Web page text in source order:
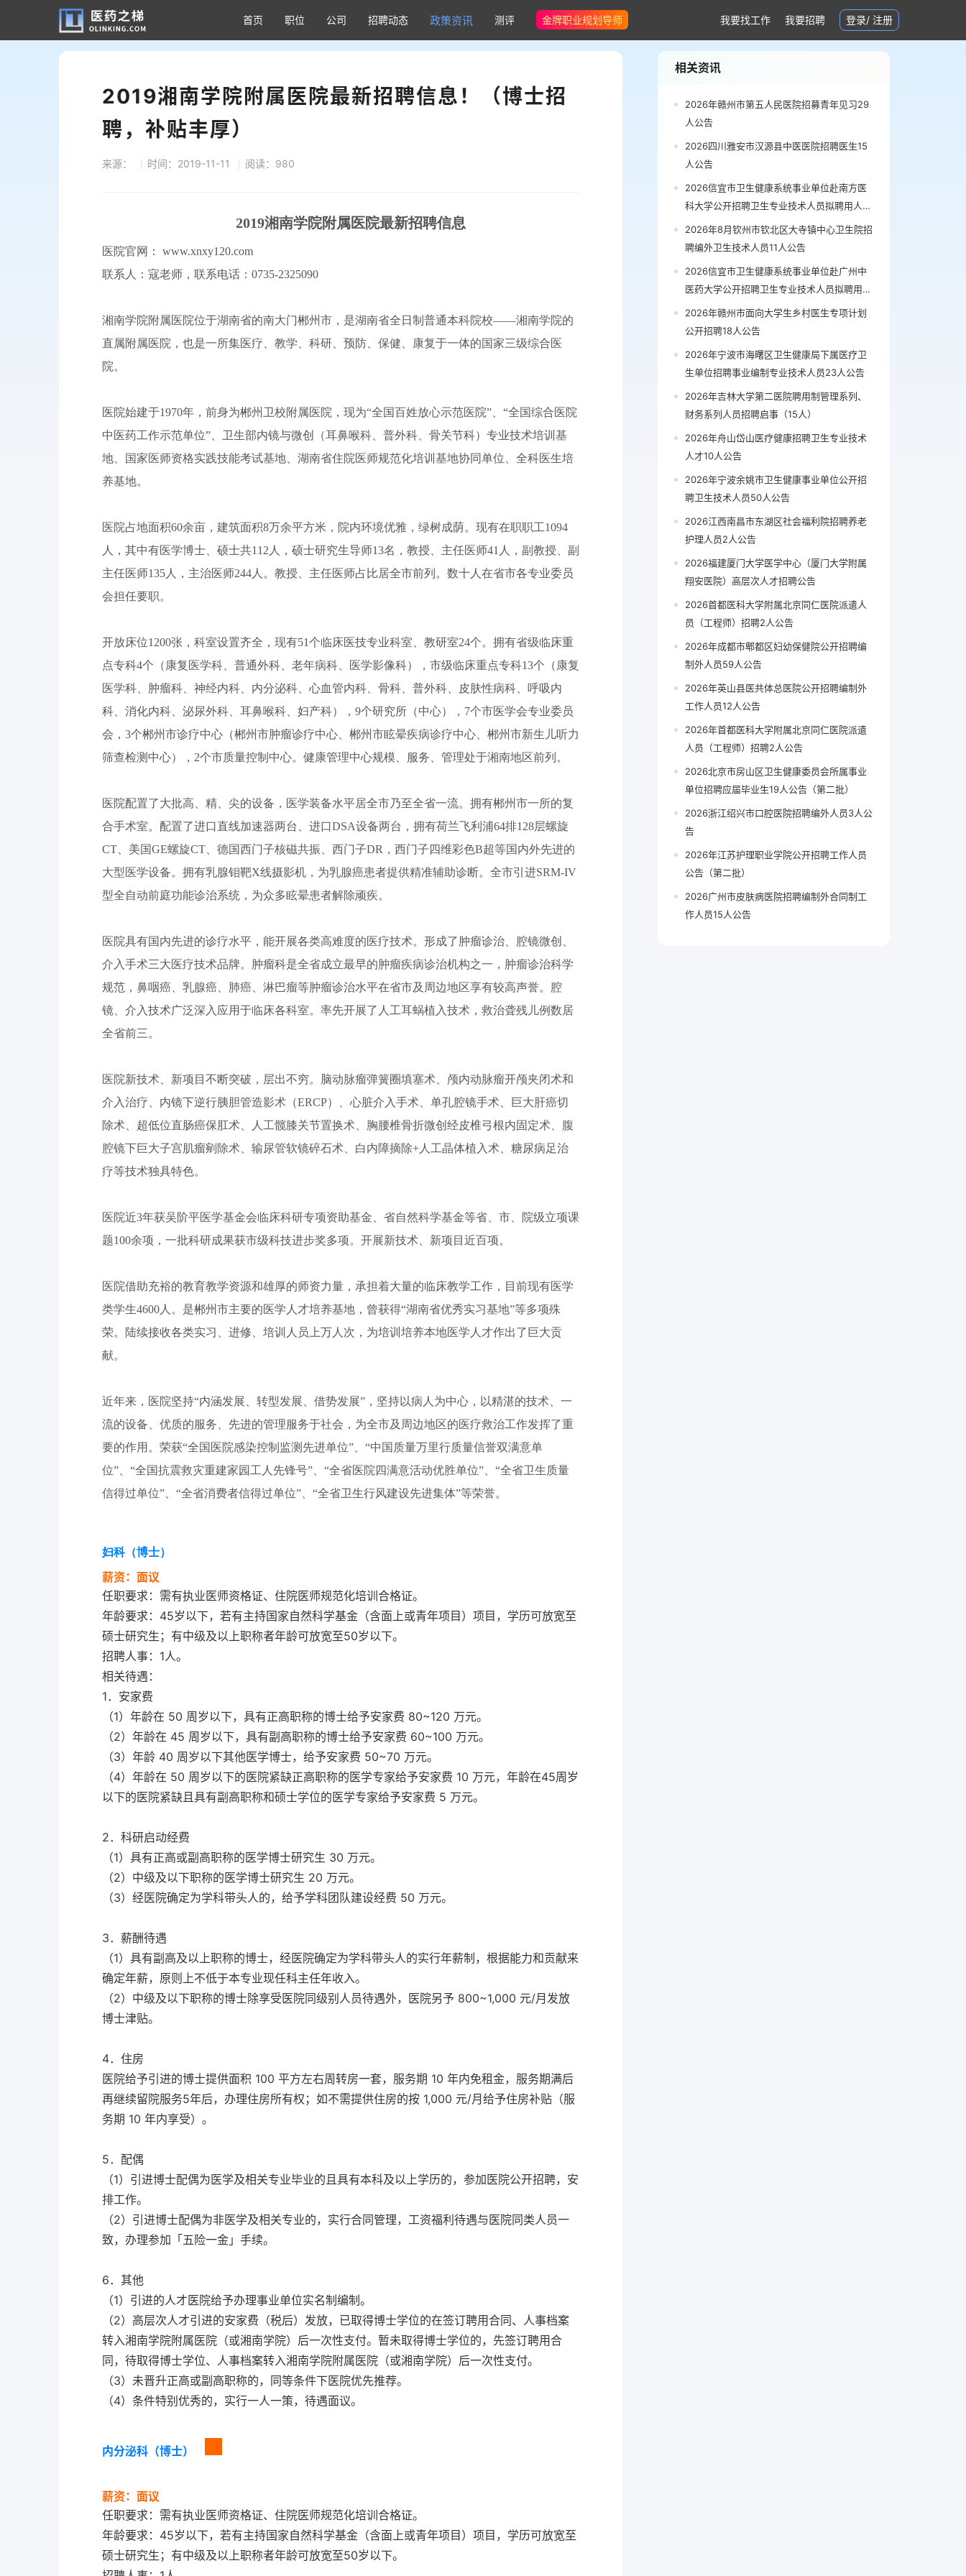
首页 职位 公司 招聘动态 政策资讯 测评 金牌职业规划导师 我要找工作 我要招聘 登录/ 注册
2019湘南学院附属医院最新招聘信息！（博士招
聘，补贴丰厚）
来源： 时间：2019-11-11 阅读：980
2019湘南学院附属医院最新招聘信息
医院官网： www.xnxy120.com
联系人：寇老师，联系电话：0735-2325090
湘南学院附属医院位于湖南省的南大门郴州市，是湖南省全日制普通本科院校——湘南学院的
直属附属医院，也是一所集医疗、教学、科研、预防、保健、康复于一体的国家三级综合医
院。
医院始建于1970年，前身为郴州卫校附属医院，现为“全国百姓放心示范医院”、“全国综合医院
中医药工作示范单位”、卫生部内镜与微创（耳鼻喉科、普外科、骨关节科）专业技术培训基
地、国家医师资格实践技能考试基地、湖南省住院医师规范化培训基地协同单位、全科医生培
养基地。
医院占地面积60余亩，建筑面积8万余平方米，院内环境优雅，绿树成荫。现有在职职工1094
人，其中有医学博士、硕士共112人，硕士研究生导师13名，教授、主任医师41人，副教授、副
主任医师135人，主治医师244人。教授、主任医师占比居全市前列。数十人在省市各专业委员
会担任要职。
开放床位1200张，科室设置齐全，现有51个临床医技专业科室、教研室24个。拥有省级临床重
点专科4个（康复医学科、普通外科、老年病科、医学影像科），市级临床重点专科13个（康复
医学科、肿瘤科、神经内科、内分泌科、心血管内科、骨科、普外科、皮肤性病科、呼吸内
科、消化内科、泌尿外科、耳鼻喉科、妇产科），9个研究所（中心），7个市医学会专业委员
会，3个郴州市诊疗中心（郴州市肿瘤诊疗中心、郴州市眩晕疾病诊疗中心、郴州市新生儿听力
筛查检测中心），2个市质量控制中心。健康管理中心规模、服务、管理处于湘南地区前列。
医院配置了大批高、精、尖的设备，医学装备水平居全市乃至全省一流。拥有郴州市一所的复
合手术室。配置了进口直线加速器两台、进口DSA设备两台，拥有荷兰飞利浦64排128层螺旋
CT、美国GE螺旋CT、德国西门子核磁共振、西门子DR，西门子四维彩色B超等国内外先进的
大型医学设备。拥有乳腺钼靶X线摄影机，为乳腺癌患者提供精准辅助诊断。全市引进SRM-IV
型全自动前庭功能诊治系统，为众多眩晕患者解除顽疾。
医院具有国内先进的诊疗水平，能开展各类高难度的医疗技术。形成了肿瘤诊治、腔镜微创、
介入手术三大医疗技术品牌。肿瘤科是全省成立最早的肿瘤疾病诊治机构之一，肿瘤诊治科学
规范，鼻咽癌、乳腺癌、肺癌、淋巴瘤等肿瘤诊治水平在省市及周边地区享有较高声誉。腔
镜、介入技术广泛深入应用于临床各科室。率先开展了人工耳蜗植入技术，救治聋残儿例数居
全省前三。
医院新技术、新项目不断突破，层出不穷。脑动脉瘤弹簧圈填塞术、颅内动脉瘤开颅夹闭术和
介入治疗、内镜下逆行胰胆管造影术（ERCP）、心脏介入手术、单孔腔镜手术、巨大肝癌切
除术、超低位直肠癌保肛术、人工髋膝关节置换术、胸腰椎骨折微创经皮椎弓根内固定术、腹
腔镜下巨大子宫肌瘤剜除术、输尿管软镜碎石术、白内障摘除+人工晶体植入术、糖尿病足治
疗等技术独具特色。
医院近3年获吴阶平医学基金会临床科研专项资助基金、省自然科学基金等省、市、院级立项课
题100余项，一批科研成果获市级科技进步奖多项。开展新技术、新项目近百项。
医院借助充裕的教育教学资源和雄厚的师资力量，承担着大量的临床教学工作，目前现有医学
类学生4600人。是郴州市主要的医学人才培养基地，曾获得“湖南省优秀实习基地”等多项殊
荣。陆续接收各类实习、进修、培训人员上万人次，为培训培养本地医学人才作出了巨大贡
献。
近年来，医院坚持“内涵发展、转型发展、借势发展”，坚持以病人为中心，以精湛的技术、一
流的设备、优质的服务、先进的管理服务于社会，为全市及周边地区的医疗救治工作发挥了重
要的作用。荣获“全国医院感染控制监测先进单位”、“中国质量万里行质量信誉双满意单
位”、“全国抗震救灾重建家园工人先锋号”、“全省医院四满意活动优胜单位”、“全省卫生质量
信得过单位”、“全省消费者信得过单位”、“全省卫生行风建设先进集体”等荣誉。
妇科（博士）
薪资：面议
任职要求：需有执业医师资格证、住院医师规范化培训合格证。
年龄要求：45岁以下，若有主持国家自然科学基金（含面上或青年项目）项目，学历可放宽至
硕士研究生；有中级及以上职称者年龄可放宽至50岁以下。
招聘人事：1人。
相关待遇：
1．安家费
（1）年龄在 50 周岁以下，具有正高职称的博士给予安家费 80~120 万元。
（2）年龄在 45 周岁以下，具有副高职称的博士给予安家费 60~100 万元。
（3）年龄 40 周岁以下其他医学博士，给予安家费 50~70 万元。
（4）年龄在 50 周岁以下的医院紧缺正高职称的医学专家给予安家费 10 万元，年龄在45周岁
以下的医院紧缺且具有副高职称和硕士学位的医学专家给予安家费 5 万元。
2．科研启动经费
（1）具有正高或副高职称的医学博士研究生 30 万元。
（2）中级及以下职称的医学博士研究生 20 万元。
（3）经医院确定为学科带头人的，给予学科团队建设经费 50 万元。
3．薪酬待遇
（1）具有副高及以上职称的博士，经医院确定为学科带头人的实行年薪制，根据能力和贡献来
确定年薪，原则上不低于本专业现任科主任年收入。
（2）中级及以下职称的博士除享受医院同级别人员待遇外，医院另予 800~1,000 元/月发放
博士津贴。
4．住房
医院给予引进的博士提供面积 100 平方左右周转房一套，服务期 10 年内免租金，服务期满后
再继续留院服务5年后，办理住房所有权；如不需提供住房的按 1,000 元/月给予住房补贴（服
务期 10 年内享受）。
5．配偶
（1）引进博士配偶为医学及相关专业毕业的且具有本科及以上学历的，参加医院公开招聘，安
排工作。
（2）引进博士配偶为非医学及相关专业的，实行合同管理，工资福利待遇与医院同类人员一
致，办理参加「五险一金」手续。
6．其他
（1）引进的人才医院给予办理事业单位实名制编制。
（2）高层次人才引进的安家费（税后）发放，已取得博士学位的在签订聘用合同、人事档案
转入湘南学院附属医院（或湘南学院）后一次性支付。暂未取得博士学位的，先签订聘用合
同，待取得博士学位、人事档案转入湘南学院附属医院（或湘南学院）后一次性支付。
（3）未晋升正高或副高职称的，同等条件下医院优先推荐。
（4）条件特别优秀的，实行一人一策，待遇面议。
内分泌科（博士）
薪资：面议
任职要求：需有执业医师资格证、住院医师规范化培训合格证。
年龄要求：45岁以下，若有主持国家自然科学基金（含面上或青年项目）项目，学历可放宽至
硕士研究生；有中级及以上职称者年龄可放宽至50岁以下。
相关资讯
2026年赣州市第五人民医院招募青年见习29
人公告
2026四川雅安市汉源县中医医院招聘医生15
人公告
2026信宜市卫生健康系统事业单位赴南方医
科大学公开招聘卫生专业技术人员拟聘用人员
公示公告
2026年8月钦州市钦北区大寺镇中心卫生院招
聘编外卫生技术人员11人公告
2026信宜市卫生健康系统事业单位赴广州中
医药大学公开招聘卫生专业技术人员拟聘用人
员公示（第三批）公告
2026年赣州市面向大学生乡村医生专项计划
公开招聘18人公告
2026年宁波市海曙区卫生健康局下属医疗卫
生单位招聘事业编制专业技术人员23人公告
2026年吉林大学第二医院聘用制管理系列、
财务系列人员招聘启事（15人）
2026年舟山岱山医疗健康招聘卫生专业技术
人才10人公告
2026年宁波余姚市卫生健康事业单位公开招
聘卫生技术人员50人公告
2026江西南昌市东湖区社会福利院招聘养老
护理人员2人公告
2026福建厦门大学医学中心（厦门大学附属
翔安医院）高层次人才招聘公告
2026首都医科大学附属北京同仁医院派遣人
员（工程师）招聘2人公告
2026年成都市郫都区妇幼保健院公开招聘编
制外人员59人公告
2026年英山县医共体总医院公开招聘编制外
工作人员12人公告
2026年首都医科大学附属北京同仁医院派遣
人员（工程师）招聘2人公告
2026北京市房山区卫生健康委员会所属事业
单位招聘应届毕业生19人公告（第二批）
2026浙江绍兴市口腔医院招聘编外人员3人公
告
2026年江苏护理职业学院公开招聘工作人员
公告（第二批）
2026广州市皮肤病医院招聘编制外合同制工
作人员15人公告